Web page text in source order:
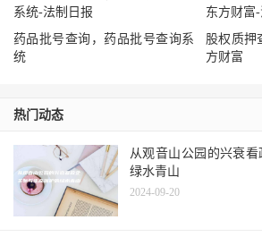
药品批号查询，药品批号查询系
统
股权质押
方财富
热门动态
从观音山公园的兴衰
绿水青山
2024-09-20